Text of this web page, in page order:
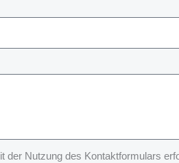
der Nutzung des Kontaktformulars